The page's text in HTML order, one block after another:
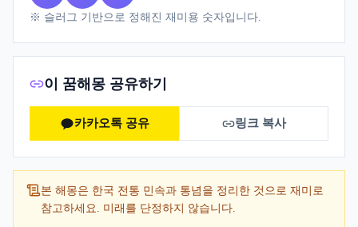
※ 슬러그 기반으로 정해진 재미용 숫자입니다.
이 꿈해몽 공유하기
카카오톡 공유 링크 복사
본 해몽은 한국 전통 민속과 통념을 정리한 것으로 재미로
참고하세요. 미래를 단정하지 않습니다.